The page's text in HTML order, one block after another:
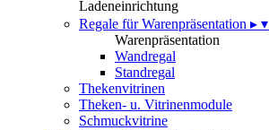
Ladeneinrichtung
Regale für Warenpräsentation ▸ ▾
Warenpräsentation
Wandregal
Standregal
Thekenvitrinen
Theken- u. Vitrinenmodule
Schmuckvitrine